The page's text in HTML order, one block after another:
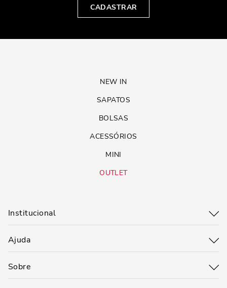
CADASTRAR
NEW IN
SAPATOS
BOLSAS
ACESSÓRIOS
MINI
OUTLET
Institucional
Ajuda
Sobre